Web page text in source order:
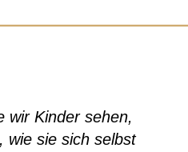
wir Kinder sehen,
wie sie sich selbst